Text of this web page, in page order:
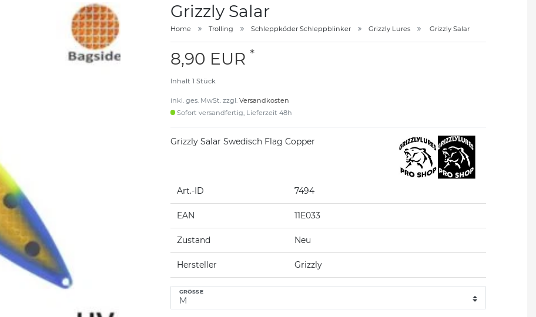
Grizzly Salar
Home Trolling Schleppköder Schleppblinker Grizzly Lures Grizzly Salar
8,90 EUR *
Inhalt 1 Stück
inkl. ges. MwSt. zzgl. Versandkosten
Sofort versandfertig, Lieferzeit 48h
Grizzly Salar Swedisch Flag Copper
Art.-ID 7494
EAN 11E033
Zustand Neu
Hersteller Grizzly
GRÖSSE